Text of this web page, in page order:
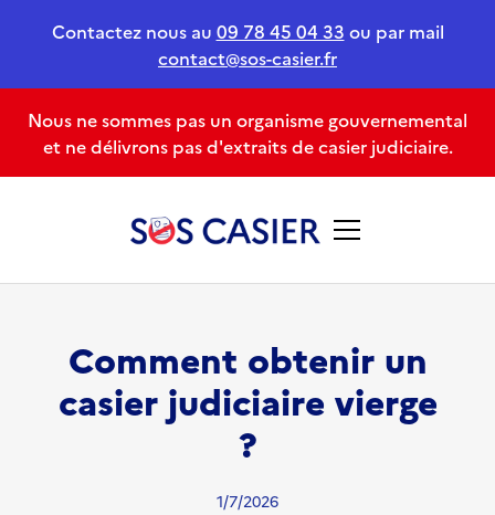
Contactez nous au 09 78 45 04 33 ou par mail
contact@sos-casier.fr
Nous ne sommes pas un organisme gouvernemental
et ne délivrons pas d'extraits de casier judiciaire.
Comment obtenir un
casier judiciaire vierge
?
1/7/2026